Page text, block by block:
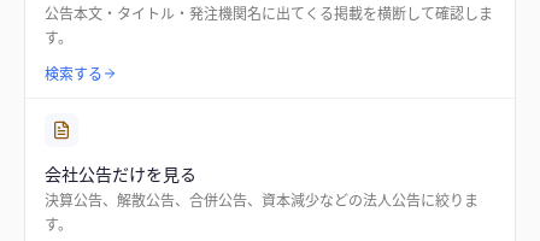
公告本文・タイトル・発注機関名に出てくる掲載を横断して確認しま
す。
検索する
会社公告だけを見る
決算公告、解散公告、合併公告、資本減少などの法人公告に絞りま
す。